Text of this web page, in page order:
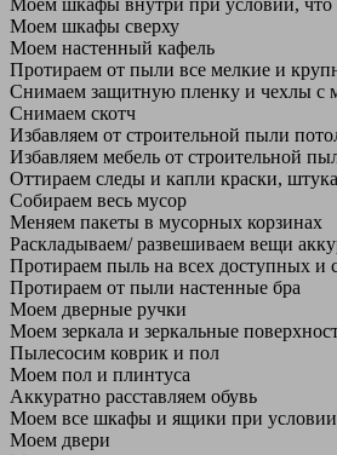
Моем шкафы внутри при условии, что
Моем шкафы сверху
Моем настенный кафель
Протираем от пыли все мелкие и
Снимаем защитную пленку и чехлы с
Снимаем скотч
Избавляем от строительной пыли
Избавляем мебель от строительной
Оттираем следы и капли краски,
Собираем весь мусор
Меняем пакеты в мусорных корзинах
Раскладываем/ развешиваем вещи
Протираем пыль на всех доступных и
Протираем от пыли настенные бра
Моем дверные ручки
Моем зеркала и зеркальные
Пылесосим коврик и пол
Моем пол и плинтуса
Аккуратно расставляем обувь
Моем все шкафы и ящики при
Моем двери